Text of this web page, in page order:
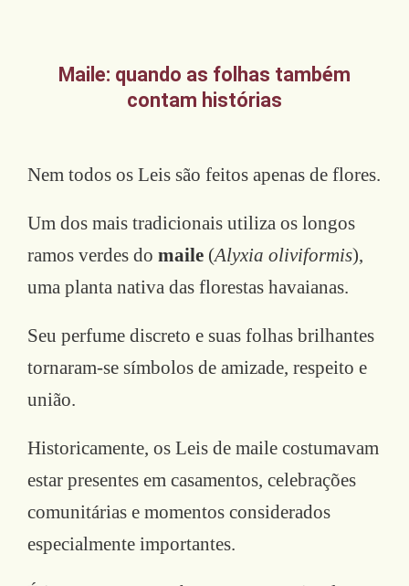
Maile: quando as folhas também
contam histórias
Nem todos os Leis são feitos apenas de flores.
Um dos mais tradicionais utiliza os longos
ramos verdes do maile (Alyxia oliviformis),
uma planta nativa das florestas havaianas.
Seu perfume discreto e suas folhas brilhantes
tornaram-se símbolos de amizade, respeito e
união.
Historicamente, os Leis de maile costumavam
estar presentes em casamentos, celebrações
comunitárias e momentos considerados
especialmente importantes.